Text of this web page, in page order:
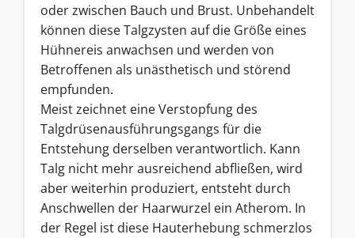
oder zwischen Bauch und Brust. Unbehandelt
können diese Talgzysten auf die Größe eines
Hühnereis anwachsen und werden von
Betroffenen als unästhetisch und störend
empfunden.
Meist zeichnet eine Verstopfung des
Talgdrüsenausführungsgangs für die
Entstehung derselben verantwortlich. Kann
Talg nicht mehr ausreichend abfließen, wird
aber weiterhin produziert, entsteht durch
Anschwellen der Haarwurzel ein Atherom. In
der Regel ist diese Hauterhebung schmerzlos